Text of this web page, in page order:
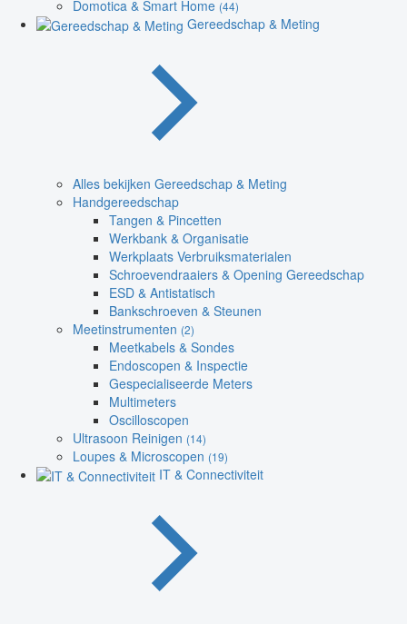
Domotica & Smart Home (44)
Gereedschap & Meting
Alles bekijken Gereedschap & Meting
Handgereedschap
Tangen & Pincetten
Werkbank & Organisatie
Werkplaats Verbruiksmaterialen
Schroevendraaiers & Opening Gereedschap
ESD & Antistatisch
Bankschroeven & Steunen
Meetinstrumenten (2)
Meetkabels & Sondes
Endoscopen & Inspectie
Gespecialiseerde Meters
Multimeters
Oscilloscopen
Ultrasoon Reinigen (14)
Loupes & Microscopen (19)
IT & Connectiviteit